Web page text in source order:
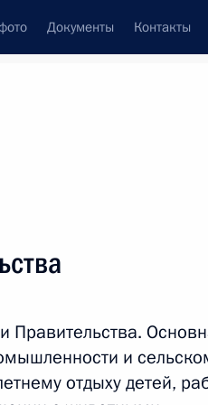
Документы Контакты
Правительства.
и
отдыху детей,